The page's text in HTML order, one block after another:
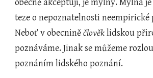
obecně akceptují, je mylný. Mylná
teze o nepoznatelnosti neempirické
Neboť v obecnině člověk lidskou
poznáváme. Jinak se můžeme
poznáním lidského poznání.